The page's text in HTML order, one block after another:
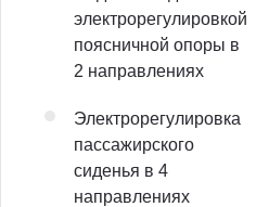
электрорегулировкой
поясничной опоры в
2 направлениях
Электрорегулировка
пассажирского
сиденья в 4
направлениях